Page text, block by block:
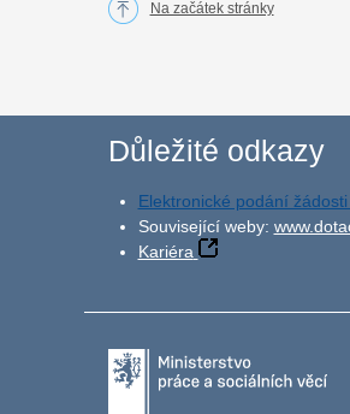
Na začátek stránky
Důležité odkazy
Elektronické podání
Související weby:
Kariéra